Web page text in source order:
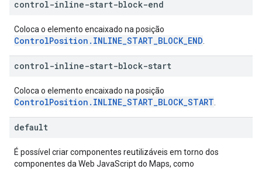
control-inline-start-block-end
Coloca o elemento encaixado na posição
ControlPosition.INLINE_START_BLOCK_END
control-inline-start-block-start
Coloca o elemento encaixado na posição
ControlPosition.INLINE_START_BLOCK_START
default
É possível criar componentes reutilizáveis em torno dos
componentes da Web JavaScript do Maps, como